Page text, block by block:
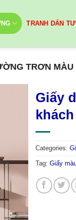
TRANH DÁN
TRƠN
Giấy
khách
Categories:
Tag: Giấy